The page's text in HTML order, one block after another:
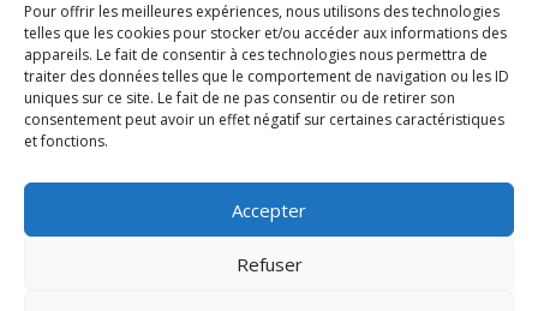
Pour offrir les meilleures expériences, nous utilisons des technologies
telles que les cookies pour stocker et/ou accéder aux informations des
appareils. Le fait de consentir à ces technologies nous permettra de
traiter des données telles que le comportement de navigation ou les ID
uniques sur ce site. Le fait de ne pas consentir ou de retirer son
consentement peut avoir un effet négatif sur certaines caractéristiques
et fonctions.
Accepter
Refuser
PRISE DE RENDEZ-VOUS
carrara@carrara.fr
01440 Viriat